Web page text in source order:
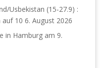
Usbekistan (15-27.9) :
auf 10 6. August 2026
in Hamburg am 9.